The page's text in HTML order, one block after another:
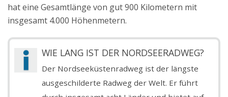
hat eine Gesamtlänge von gut 900 Kilometern mit
insgesamt 4.000 Höhenmetern.
WIE LANG IST DER NORDSEERADWEG?
Der Nordseeküstenradweg ist der längste
ausgeschilderte Radweg der Welt. Er führt